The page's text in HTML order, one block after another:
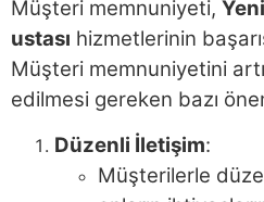
Müşteri memnuniyeti,
ustası hizmetlerinin
Müşteri memnuniyetini
edilmesi gereken bazı
Düzenli İletişim:
Müşterilerle